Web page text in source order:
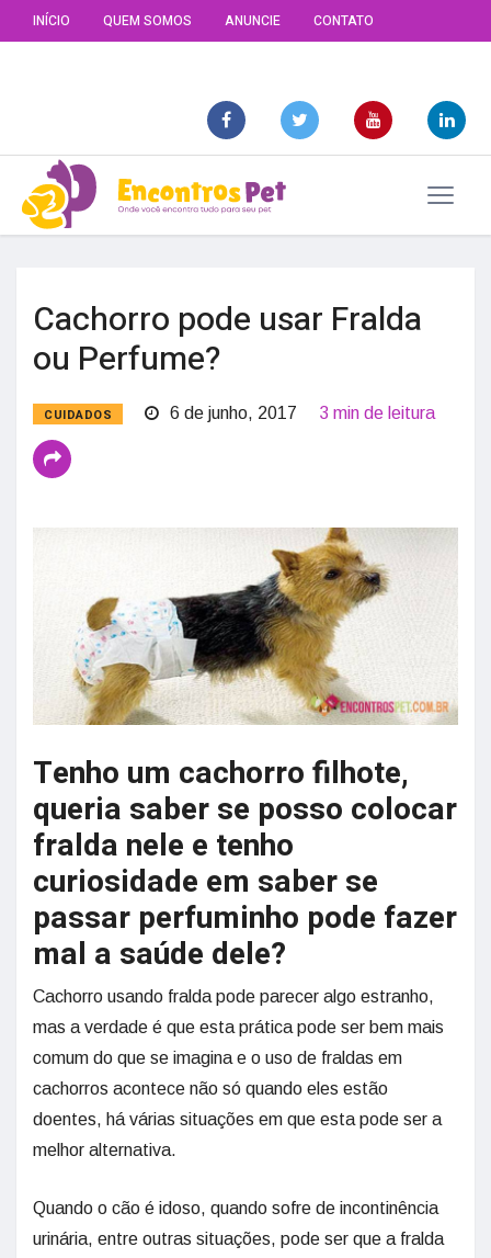
INÍCIO QUEM SOMOS ANUNCIE CONTATO
Cachorro pode usar Fralda
ou Perfume?
CUIDADOS 6 de junho, 2017 3 min de leitura
Tenho um cachorro filhote,
queria saber se posso colocar
fralda nele e tenho
curiosidade em saber se
passar perfuminho pode fazer
mal a saúde dele?
Cachorro usando fralda pode parecer algo estranho,
mas a verdade é que esta prática pode ser bem mais
comum do que se imagina e o uso de fraldas em
cachorros acontece não só quando eles estão
doentes, há várias situações em que esta pode ser a
melhor alternativa.
Quando o cão é idoso, quando sofre de incontinência
urinária, entre outras situações, pode ser que a fralda